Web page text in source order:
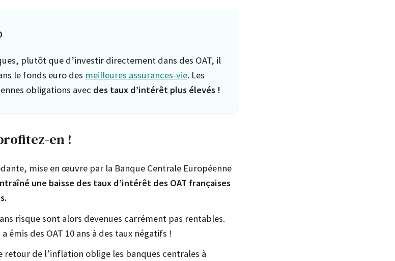
plutôt que d’investir directement dans des OAT, il
le fonds euro des meilleures assurances-vie. Les
obligations avec des taux d’intérêt plus élevés !
en !
mise en œuvre par la Banque Centrale Européenne
une baisse des taux d’intérêt des OAT françaises
risque sont alors devenues carrément pas rentables.
émis des OAT 10 ans à des taux négatifs !
retour de l’inflation oblige les banques centrales à